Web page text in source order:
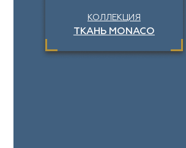
КОЛЛЕКЦИЯ
ТКАНЬ MONACO